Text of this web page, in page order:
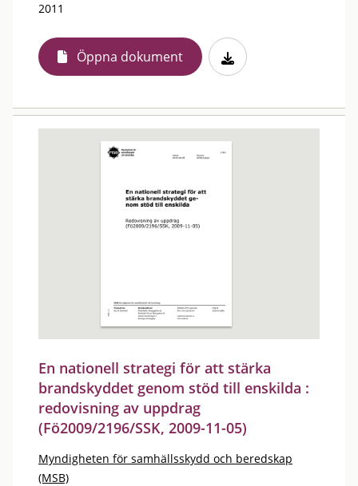
2011
Öppna dokument
En nationell strategi för att stärka
brandskyddet genom stöd till enskilda :
redovisning av uppdrag
(Fö2009/2196/SSK, 2009-11-05)
Myndigheten för samhällsskydd och beredskap
(MSB)